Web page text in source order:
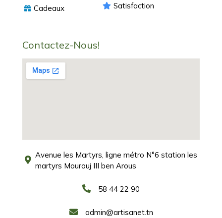
Cadeaux
Satisfaction
Contactez-Nous!
Avenue les Martyrs, ligne métro N°6 station les
martyrs Mourouj III ben Arous
58 44 22 90
admin@artisanet.tn